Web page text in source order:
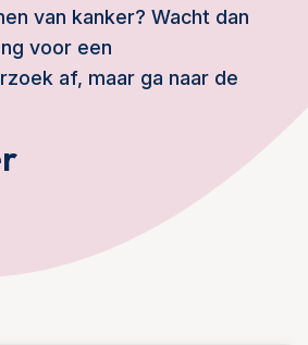
van kanker? Wacht dan
voor een
af, maar ga naar de